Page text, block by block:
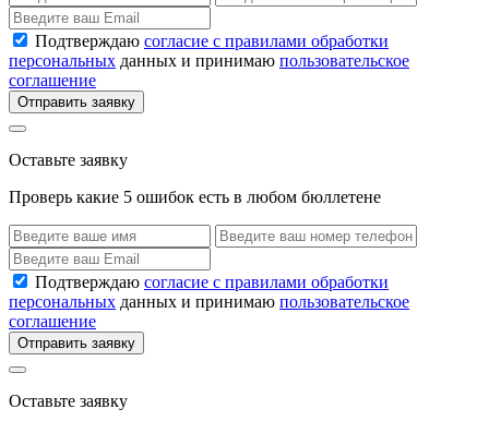
Подтверждаю согласие с правилами обработки
персональных данных и принимаю пользовательское
соглашение
Отправить заявку
Оставьте заявку
Проверь какие 5 ошибок есть в любом бюллетене
Подтверждаю согласие с правилами обработки
персональных данных и принимаю пользовательское
соглашение
Отправить заявку
Оставьте заявку